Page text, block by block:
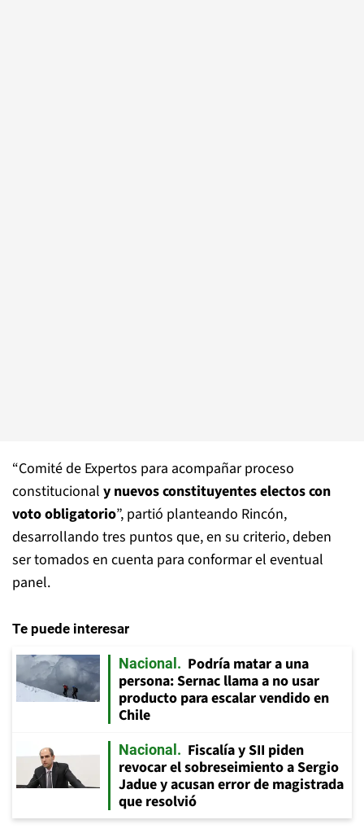
“Comité de Expertos para acompañar proceso
constitucional y nuevos constituyentes electos con
voto obligatorio”, partió planteando Rincón,
desarrollando tres puntos que, en su criterio, deben
ser tomados en cuenta para conformar el eventual
panel.
Te puede interesar
Nacional
Podría matar a una
persona: Sernac llama a no usar
producto para escalar vendido en
Chile
Nacional
Fiscalía y SII piden
revocar el sobreseimiento a Sergio
Jadue y acusan error de magistrada
que resolvió